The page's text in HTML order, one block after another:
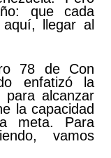
que cada
llegar al
78 de Con
enfatizó la
alcanzar
la capacidad
meta. Para
vamos